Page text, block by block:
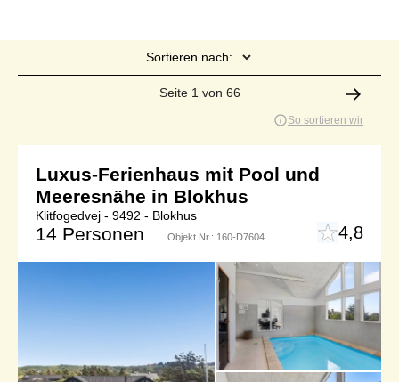
Sortieren nach:
Seite 1 von 66
So sortieren wir
Luxus-Ferienhaus mit Pool und
Meeresnähe in Blokhus
Klitfogedvej - 9492 - Blokhus
14 Personen Objekt Nr.: 160-D7604 4,8